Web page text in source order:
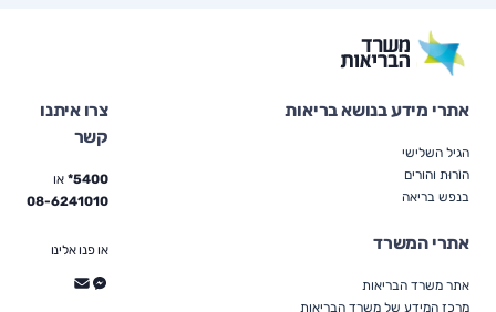
אתרי מידע בנושא בריאות
הגיל השלישי
הוֹרוּת והורים
בנפש בריאה
אתרי המשרד
אתר משרד הבריאות
מרכז המידע של משרד הבריאות
צרו איתנו
קשר
5400* או
08-6241010
או פנו אלינו